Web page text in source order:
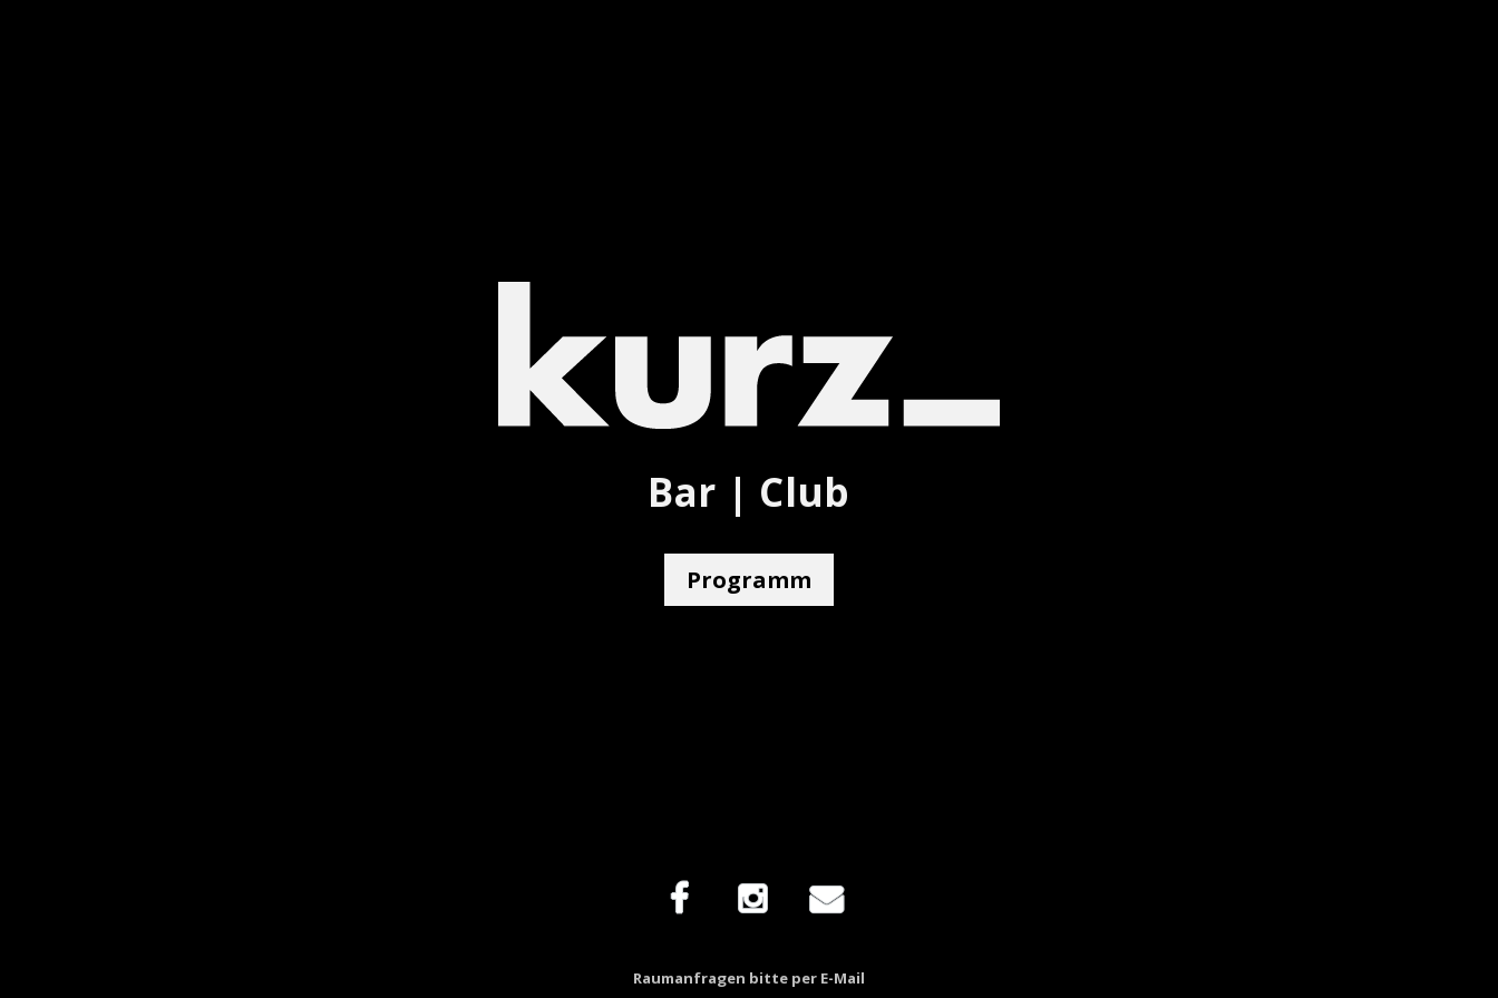
Bar | Club
Programm
Facebook Instagram
Raumanfragen bitte per E-Mail